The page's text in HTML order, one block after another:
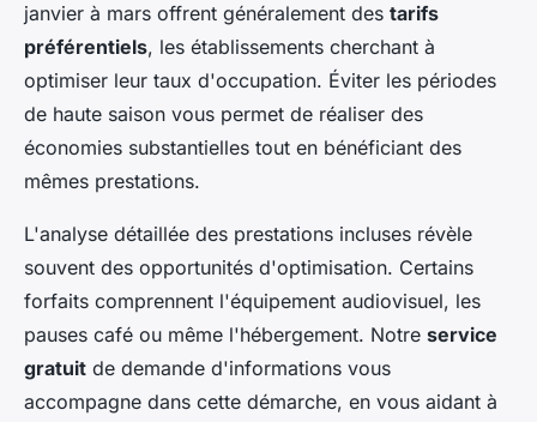
janvier à mars offrent généralement des tarifs
préférentiels, les établissements cherchant à
optimiser leur taux d'occupation. Éviter les périodes
de haute saison vous permet de réaliser des
économies substantielles tout en bénéficiant des
mêmes prestations.
L'analyse détaillée des prestations incluses révèle
souvent des opportunités d'optimisation. Certains
forfaits comprennent l'équipement audiovisuel, les
pauses café ou même l'hébergement. Notre service
gratuit de demande d'informations vous
accompagne dans cette démarche, en vous aidant à